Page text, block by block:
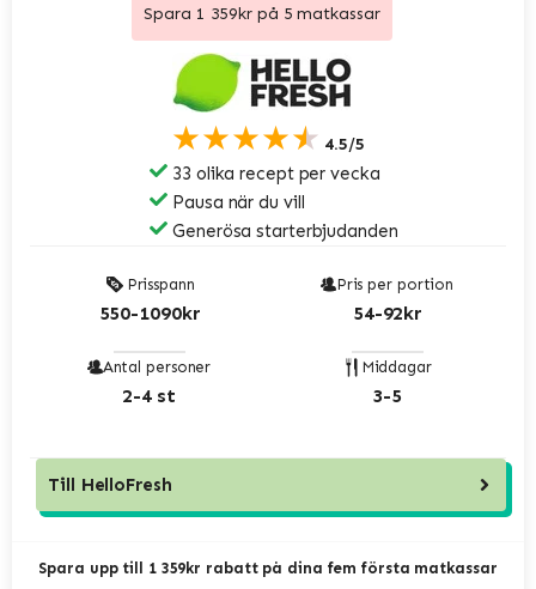
Spara 1 359kr på 5 matkassar
★★★★★ 4.5/5
33 olika recept per vecka
Pausa när du vill
Generösa starterbjudanden
Prisspann
550-1090kr
Pris per portion
54-92kr
Antal personer
2-4 st
Middagar
3-5
Till HelloFresh
Spara upp till 1 359kr rabatt på dina fem första matkassar